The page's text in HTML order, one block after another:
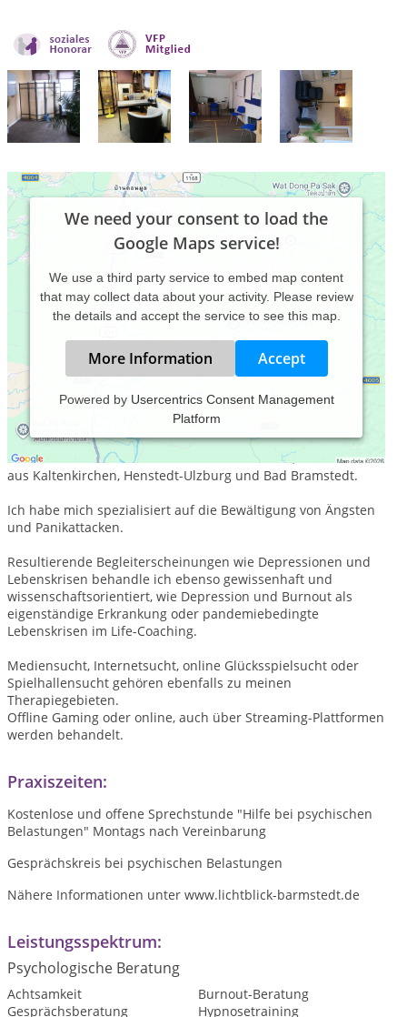
We need your consent to load the
Google Maps service!
We use a third party service to embed map content
that may collect data about your activity. Please review
the details and accept the service to see this map.
More Information Accept
Powered by Usercentrics Consent Management
Platform
Lichtblick-Barmstedt ist ein Heilpraktiker für Psychotherapie
und Hypnose und Hypnoanalyse in 25355 Barmstedt. Einfach
zu erreichen über die Bahn AKN aus Elmshorn, aber auch
aus Kaltenkirchen, Henstedt-Ulzburg und Bad Bramstedt.
Ich habe mich spezialisiert auf die Bewältigung von Ängsten
und Panikattacken.
Resultierende Begleiterscheinungen wie Depressionen und
Lebenskrisen behandle ich ebenso gewissenhaft und
wissenschaftsorientiert, wie Depression und Burnout als
eigenständige Erkrankung oder pandemiebedingte
Lebenskrisen im Life-Coaching.
Mediensucht, Internetsucht, online Glücksspielsucht oder
Spielhallensucht gehören ebenfalls zu meinen
Therapiegebieten.
Offline Gaming oder online, auch über Streaming-Plattformen
werden behandelt.
Praxiszeiten:
Kostenlose und offene Sprechstunde "Hilfe bei psychischen
Belastungen" Montags nach Vereinbarung
Gesprächskreis bei psychischen Belastungen
Nähere Informationen unter www.lichtblick-barmstedt.de
Leistungsspektrum:
Psychologische Beratung
Achtsamkeit
Burnout-Beratung
Gesprächsberatung
Hypnosetraining